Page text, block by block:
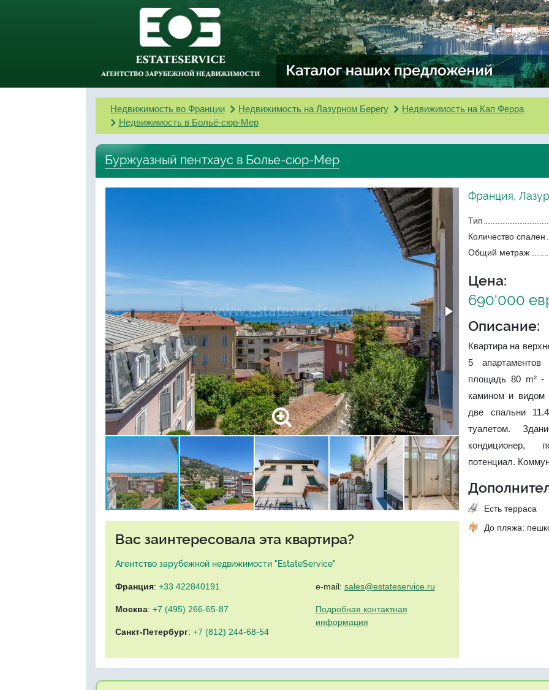
Недвижимость во Франции Недвижимость на Лазурном Берегу
Недвижимость на Кап Ферра
Недвижимость в Больё-сюр-Мер
Буржуазный пентхаус в Болье-сюр-Мер
Вас заинтересовала эта квартира?
Агентство зарубежной недвижимости "EstateService"
Франция: +33 422840191
Москва: +7 (495) 266-65-87
Санкт-Петербург: +7 (812) 244-68-54
e-mail: sales@estateservice.ru
Подробная контактная
информация
Франция,
Тип
Количество спален
Общий метраж
Цена:
690'000
Описание:
Квартира на
5
площадь 80 m² -
камином и видом
две спальни
туалетом.
кондиционер,
потенциал.
Есть терраса
До пляжа: